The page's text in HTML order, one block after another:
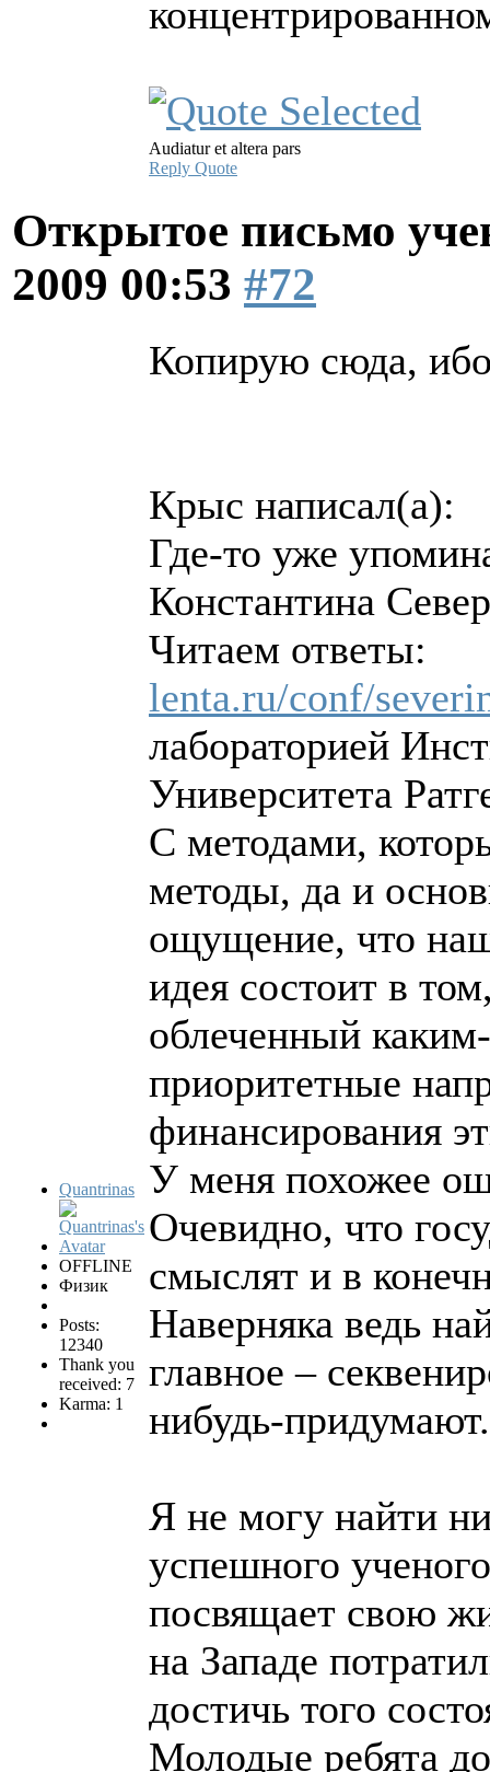
Audiatur et altera pars
Reply Quote
Открытое письмо
2009 00:53 #72
Quantrinas
OFFLINE
Физик
Posts:
12340
Thank you
received: 7
Karma: 1
Копирую сюда,
Крыс написал(а):
Где-то уже
Константина
Читаем ответы:
lenta.ru/conf/
лабораторией
Университета
С методами,
методы, да и
ощущение, что
идея состоит в
облеченный
приоритетные
финансирования
У меня похожее
Очевидно, что
смыслят и в
Наверняка ведь
главное –
нибудь-придумают.
Я не могу найти
успешного
посвящает свою
на Западе
достичь того
Молодые ребята